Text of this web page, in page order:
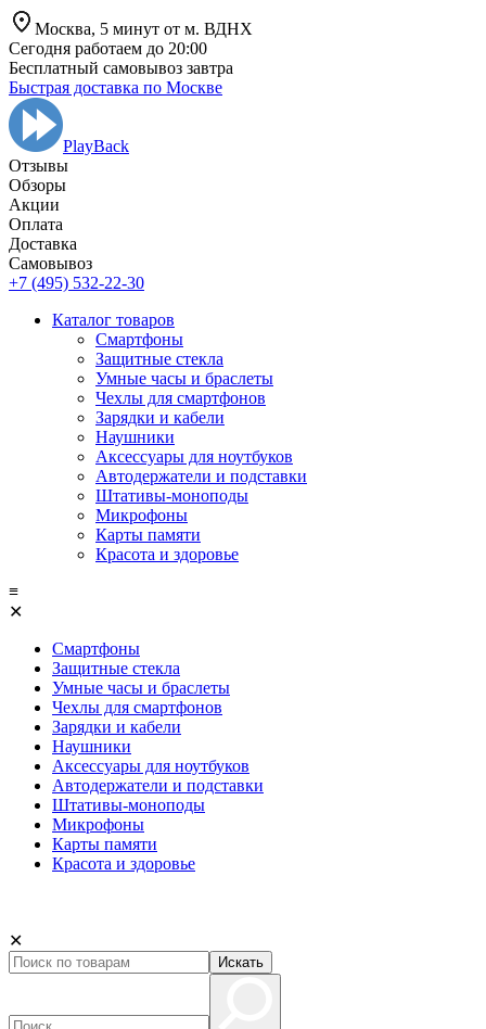
Москва, 5 минут от м. ВДНХ
Сегодня работаем до 20:00
Бесплатный самовывоз завтра
Быстрая доставка по Москве
PlayBack
Отзывы
Обзоры
Aкции
Оплата
Доставка
Самовывоз
+7 (495) 532-22-30
Каталог товаров
Смартфоны
Защитные стекла
Умные часы и браслеты
Чехлы для смартфонов
Зарядки и кабели
Наушники
Аксессуары для ноутбуков
Автодержатели и подставки
Штативы-моноподы
Микрофоны
Карты памяти
Красота и здоровье
≡
✕
Смартфоны
Защитные стекла
Умные часы и браслеты
Чехлы для смартфонов
Зарядки и кабели
Наушники
Аксессуары для ноутбуков
Автодержатели и подставки
Штативы-моноподы
Микрофоны
Карты памяти
Красота и здоровье
✕
Искать